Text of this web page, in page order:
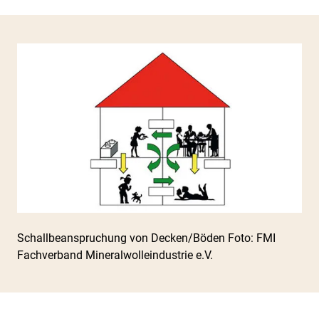
Schallbeanspruchung von Decken/Böden Foto: FMI
Fachverband Mineralwolleindustrie e.V.